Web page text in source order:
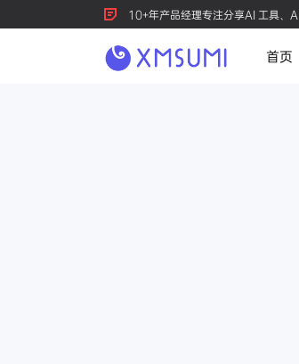
10+年产品经理专注分享AI 工具
首页